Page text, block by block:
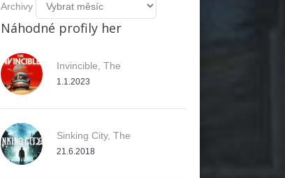
Archivy
Náhodné profily her
Invincible, The
1.1.2023
Sinking City, The
21.6.2018